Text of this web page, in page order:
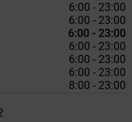
6:00 - 23:00
6:00 - 23:00
6:00 - 23:00
6:00 - 23:00
6:00 - 23:00
6:00 - 23:00
8:00 - 23:00